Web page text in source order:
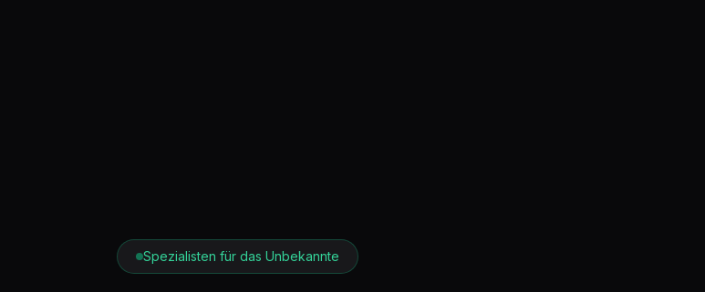
Spezialisten für das Unbekannte